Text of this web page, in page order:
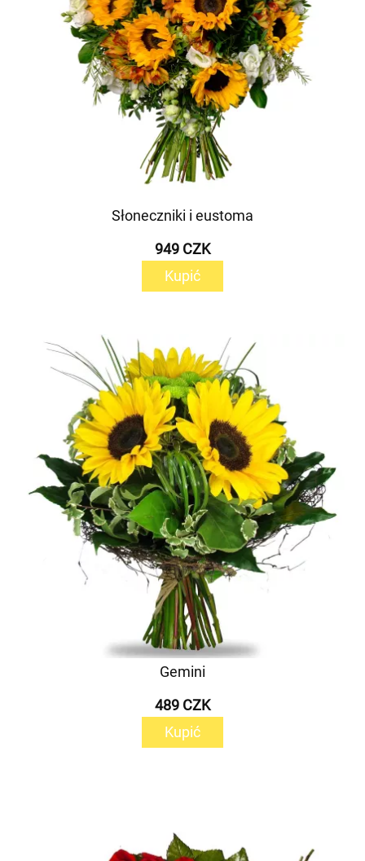
Słoneczniki i eustoma
949 CZK
Kupić
Gemini
489 CZK
Kupić